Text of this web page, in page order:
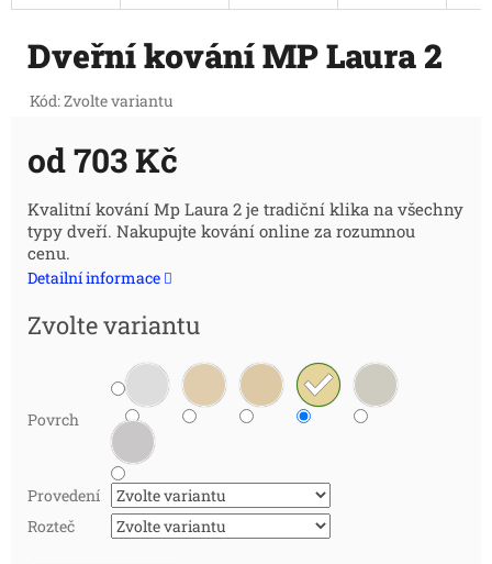
Dveřní kování MP Laura 2
Kód:Zvolte variantu
od703 Kč
Měrná
cena:
Kvalitní kování Mp Laura 2 je tradiční klika na všechny
typy dveří. Nakupujte kování online za rozumnou
cenu.
Detailní informace
Zvolte variantu
Povrch
Provedení
Rozteč